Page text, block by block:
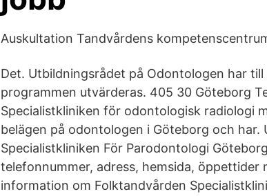
Auskultation Tandvårdens
Det. Utbildningsrådet på Odontologen har
programmen utvärderas. 405 30 Göteborg
Specialistkliniken för odontologisk radiologi
belägen på odontologen i Göteborg och
Specialistkliniken För Parodontologi
telefonnummer, adress, hemsida, öppettider
information om Folktandvården